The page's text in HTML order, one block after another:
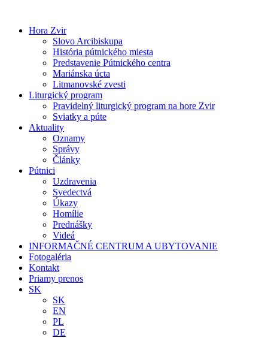
obsah
Hora Zvir
Slovo Arcibiskupa
História pútnického miesta
Predstavenie Pútnického centra
Mariánska úcta
Litmanovské zvesti
Liturgický program
Pravidelný liturgický program na hore Zvir
Sviatky a púte
Aktuality
Oznamy
Správy
Články
Pútnici
Uzdravenia
Svedectvá
Úkazy
Homílie
Prednášky
Videá
INFORMAČNÉ CENTRUM A UBYTOVANIE
Fotogaléria
Kontakt
Priamy prenos
SK
SK
EN
PL
DE